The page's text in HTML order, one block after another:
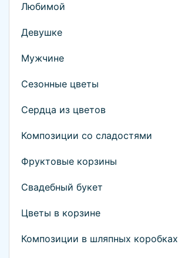
Любимой
Девушке
Мужчине
Сезонные цветы
Сердца из цветов
Композиции со сладостями
Фруктовые корзины
Свадебный букет
Цветы в корзине
Композиции в шляпных коробках